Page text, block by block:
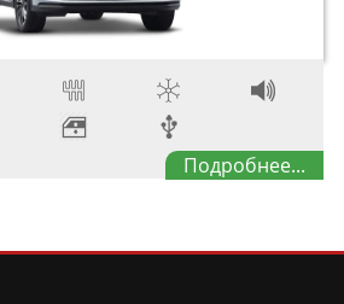
Подробнее...